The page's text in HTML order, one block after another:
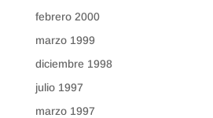
febrero 2000
marzo 1999
diciembre 1998
julio 1997
marzo 1997